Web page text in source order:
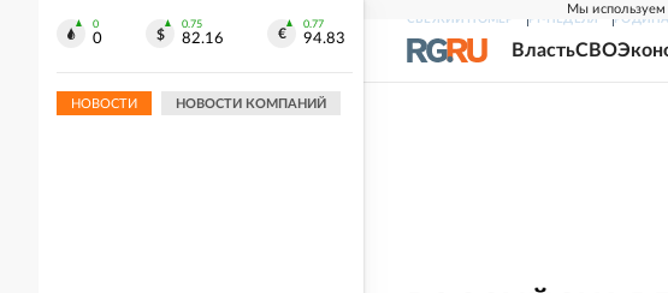
Мы используем
СВЕЖИЙ НОМЕР РГ-НЕДЕЛЯ РОДИНА
ВластьСВО
0
0
0.75
82.16
0.77
94.83
НОВОСТИ НОВОСТИ КОМПАНИЙ